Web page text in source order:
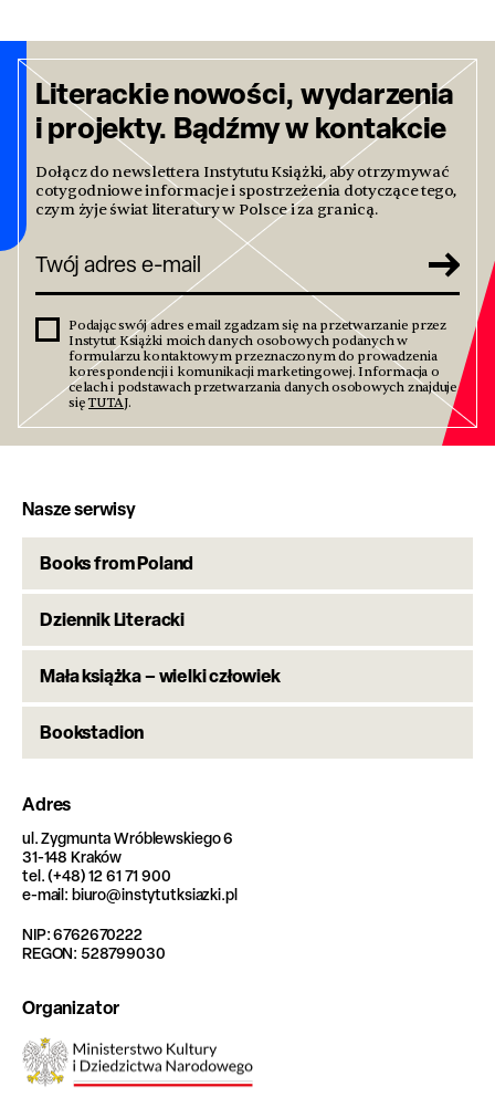
Literackie nowości, wydarzenia
i projekty. Bądźmy w kontakcie
Dołącz do newslettera Instytutu Książki, aby otrzymywać
cotygodniowe informacje i spostrzeżenia dotyczące tego,
czym żyje świat literatury w Polsce i za granicą.
Podając swój adres email zgadzam się na przetwarzanie przez
Instytut Książki moich danych osobowych podanych w
formularzu kontaktowym przeznaczonym do prowadzenia
korespondencji i komunikacji marketingowej. Informacja o
celach i podstawach przetwarzania danych osobowych znajduje
sięTUTAJ.
Nasze serwisy
Books from Poland
Dziennik Literacki
Mała książka – wielki człowiek
Bookstadion
Adres
ul. Zygmunta Wróblewskiego 6
31-148 Kraków
tel. (+48) 12 61 71 900
e-mail: biuro@instytutksiazki.pl
NIP: 6762670222
REGON: 528799030
Organizator